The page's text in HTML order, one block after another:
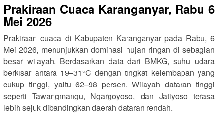
Prakiraan Cuaca Karanganyar, Rabu 6
Mei 2026
Prakiraan cuaca di Kabupaten Karanganyar pada Rabu, 6
Mei 2026, menunjukkan dominasi hujan ringan di sebagian
besar wilayah. Berdasarkan data dari BMKG, suhu udara
berkisar antara 19–31°C dengan tingkat kelembapan yang
cukup tinggi, yaitu 62–98 persen. Wilayah dataran tinggi
seperti Tawangmangu, Ngargoyoso, dan Jatiyoso terasa
lebih sejuk dibandingkan daerah dataran rendah.